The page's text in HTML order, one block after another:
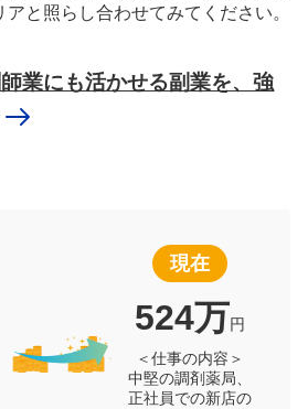
と照らし合わせてみてください。
業にも活かせる副業を、強
現在
524万円
＜仕事の内容＞
中堅の調剤薬局、
正社員での新店の